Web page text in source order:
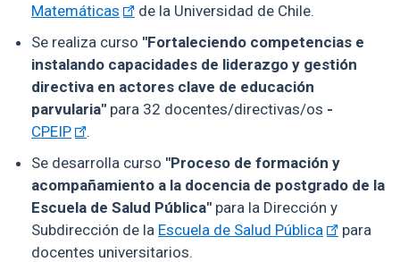
Matemáticas
de la Universidad de Chile.
Se realiza curso "Fortaleciendo competencias e
instalando capacidades de liderazgo y gestión
directiva en actores clave de educación
parvularia" para 32 docentes/directivas/os -
CPEIP
.
Se desarrolla curso "Proceso de formación y
acompañamiento a la docencia de postgrado de la
Escuela de Salud Pública" para la Dirección y
Subdirección de la Escuela de Salud Pública
para
docentes universitarios.